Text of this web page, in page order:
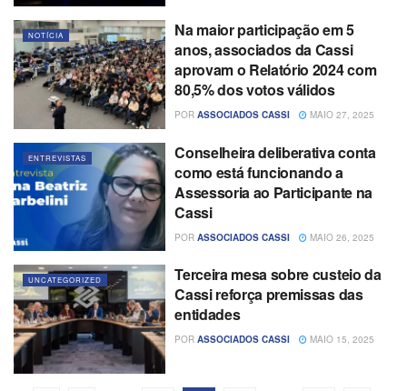
NOTÍCIA
Na maior participação em 5
anos, associados da Cassi
aprovam o Relatório 2024 com
80,5% dos votos válidos
POR ASSOCIADOS CASSI MAIO 27, 2025
ENTREVISTAS
Conselheira deliberativa conta
como está funcionando a
Assessoria ao Participante na
Cassi
POR ASSOCIADOS CASSI MAIO 26, 2025
UNCATEGORIZED
Terceira mesa sobre custeio da
Cassi reforça premissas das
entidades
POR ASSOCIADOS CASSI MAIO 15, 2025